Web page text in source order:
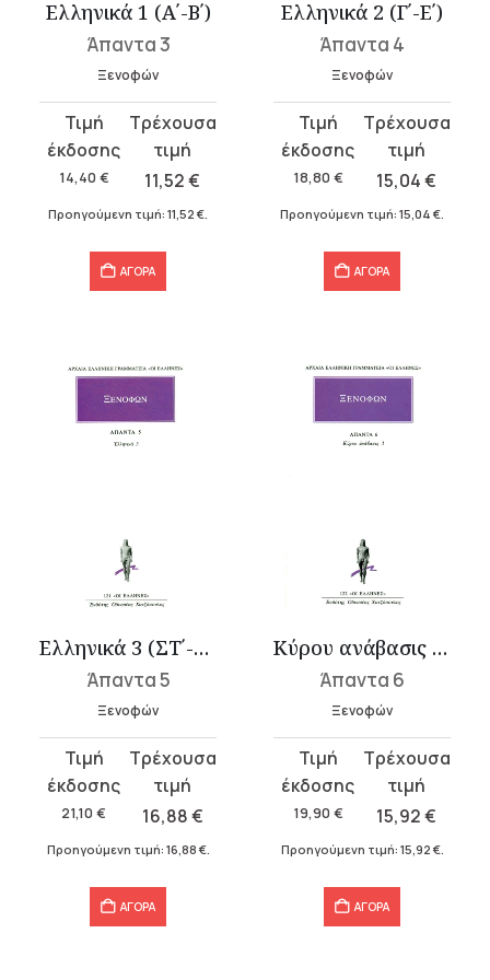
Ελληνικά 1 (Α΄-Β΄)
Άπαντα 3
Ξενοφών
14,40 €
Original
price
was:
14,40 €.
11,52€
τρέχουσα
τιμή
Προηγούμενη τιμή: 11,52 €
ΑΓΟΡΑ
Ελληνικά 2 (Γ΄-Ε΄)
Άπαντα 4
Ξενοφών
18,80 €
Original
price
was:
18,80 €.
15,04€
τρέχουσα
τιμή
Προηγούμενη τιμή: 15,04 €
ΑΓΟΡΑ
Ελληνικά 3 (ΣΤ΄-Η΄)
Άπαντα 5
Ξενοφών
21,10 €
Original
price
was:
16,88€
τρέχουσα
τιμή
Προηγούμενη τιμή: 16,88 €.
ΑΓΟΡΑ
Κύρου ανάβασις 1 (Α΄-Γ΄)
Άπαντα 6
Ξενοφών
19,90 €
Original
price
was:
19,90 €.
15,92€
τρέχουσα
τιμή
Προηγούμενη τιμή: 15,92 €.
ΑΓΟΡΑ